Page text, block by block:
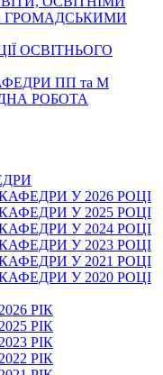
ГРОМАДСЬКИМИ
ОСВІТНЬОГО
ПП та М
РОБОТА
У 2026 РОЦІ
У 2025 РОЦІ
У 2024 РОЦІ
У 2023 РОЦІ
У 2021 РОЦІ
У 2020 РОЦІ
РІК
РІК
РІК
РІК